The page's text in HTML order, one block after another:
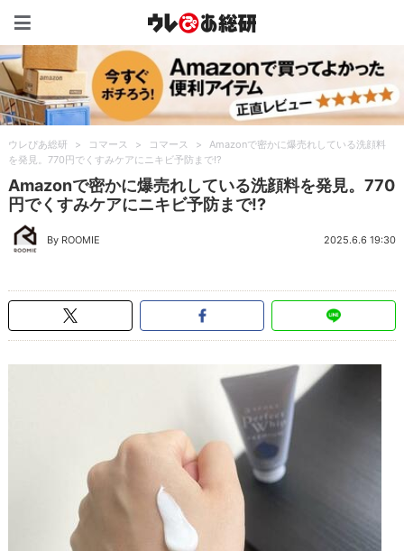
ウレぴあ総研 > コマース > コマース >
Amazonで密かに爆売れしている洗顔料
を発見。770円でくすみケアにニキビ予防まで!?
Amazonで密かに爆売れしている洗顔料を発見。770
円でくすみケアにニキビ予防まで!?
By ROOMIE 2025.6.6 19:30